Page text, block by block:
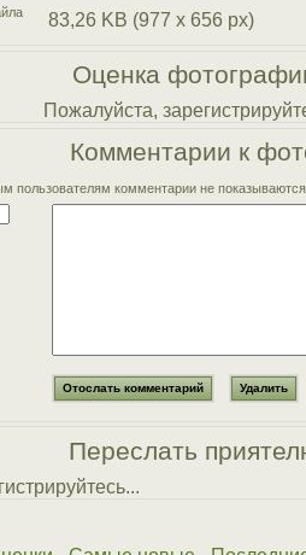
83,26 KB (977 x 656 px)
Оценка
Пожалуйста,
Комментарии к
пользователям комментарии не
Переслать